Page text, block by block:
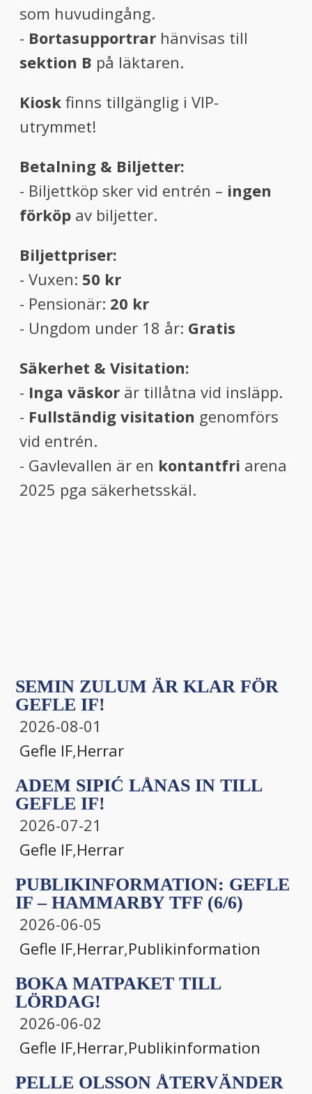
som huvudingång.
- Bortasupportrar hänvisas till
sektion B på läktaren.
Kiosk finns tillgänglig i VIP-
utrymmet!
Betalning & Biljetter:
- Biljettköp sker vid entrén – ingen
förköp av biljetter.
Biljettpriser:
- Vuxen: 50 kr
- Pensionär: 20 kr
- Ungdom under 18 år: Gratis
Säkerhet & Visitation:
- Inga väskor är tillåtna vid insläpp.
- Fullständig visitation genomförs
vid entrén.
- Gavlevallen är en kontantfri arena
2025 pga säkerhetsskäl.
SEMIN ZULUM ÄR KLAR FÖR
GEFLE IF!
2026-08-01
Gefle IF,Herrar
ADEM SIPIĆ LÅNAS IN TILL
GEFLE IF!
2026-07-21
Gefle IF,Herrar
PUBLIKINFORMATION: GEFLE
IF – HAMMARBY TFF (6/6)
2026-06-05
Gefle IF,Herrar,Publikinformation
BOKA MATPAKET TILL
LÖRDAG!
2026-06-02
Gefle IF,Herrar,Publikinformation
PELLE OLSSON ÅTERVÄNDER